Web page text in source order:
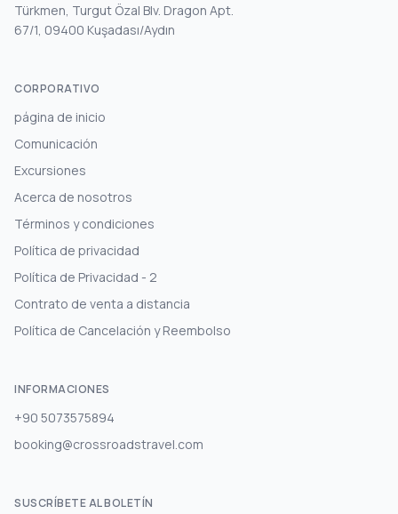
Türkmen, Turgut Özal Blv. Dragon Apt.
67/1, 09400 Kuşadası/Aydın
CORPORATIVO
página de inicio
Comunicación
Excursiones
Acerca de nosotros
Términos y condiciones
Política de privacidad
Política de Privacidad - 2
Contrato de venta a distancia
Política de Cancelación y Reembolso
INFORMACIONES
+90 5073575894
booking@crossroadstravel.com
SUSCRÍBETE AL BOLETÍN